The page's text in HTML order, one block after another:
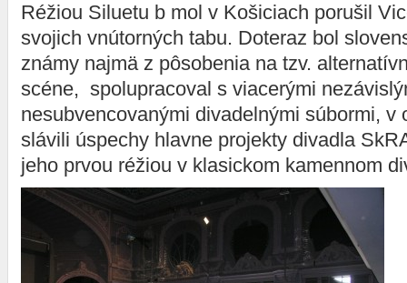
Réžiou Siluetu b mol v Košiciach porušil
svojich vnútorných tabu. Doteraz bol
známy najmä z pôsobenia na tzv.
scéne, spolupracoval s viacerými
nesubvencovanými divadelnými súbormi, v
slávili úspechy hlavne projekty divadla
jeho prvou réžiou v klasickom kamennom